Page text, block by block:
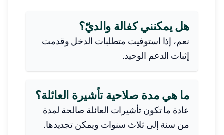
هل يمكنني كفالة والديّ؟
نعم، إذا استوفيت متطلبات الدخل وقدمت
إثبات الدعم الوحيد.
ما هي مدة صلاحية تأشيرة العائلة؟
عادة ما تكون تأشيرات العائلة صالحة لمدة
من سنة إلى ثلاث سنوات ويمكن تجديدها.